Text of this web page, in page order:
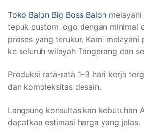
Toko Balon Big Boss Balon
tepuk custom logo dengan minimal
proses yang terukur. Kami melayani
ke seluruh wilayah Tangerang dan
Produksi rata-rata 1–3 hari kerja
dan kompleksitas desain.
Langsung konsultasikan kebutuhan
dapatkan estimasi harga yang jelas.